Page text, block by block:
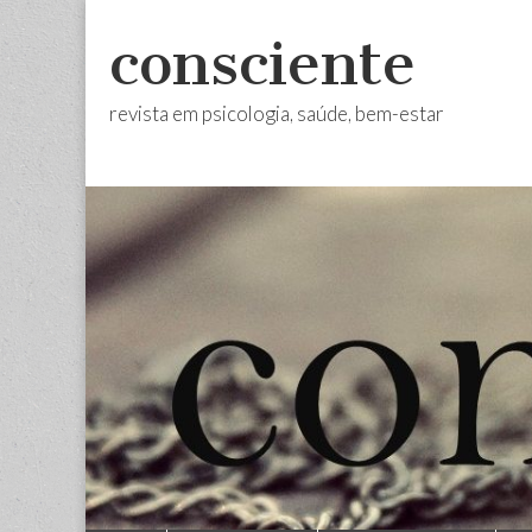
consciente
revista em psicologia, saúde, bem-estar